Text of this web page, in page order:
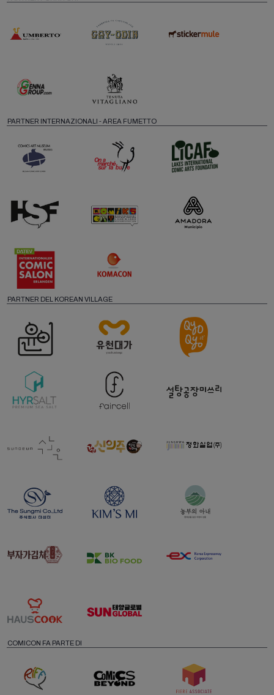
PARTNER INTERNAZIONALI - AREA FUMETTO
PARTNER DEL KOREAN VILLAGE
COMICON FA PARTE DI